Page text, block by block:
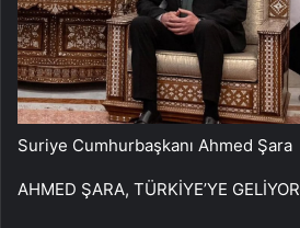
Suriye Cumhurbaşkanı Ahmed Şara
AHMED ŞARA, TÜRKİYE’YE GELİYOR